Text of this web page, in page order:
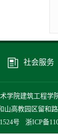
社会服务
学院建筑工程学
山高教园区留和路
号
浙ICP备